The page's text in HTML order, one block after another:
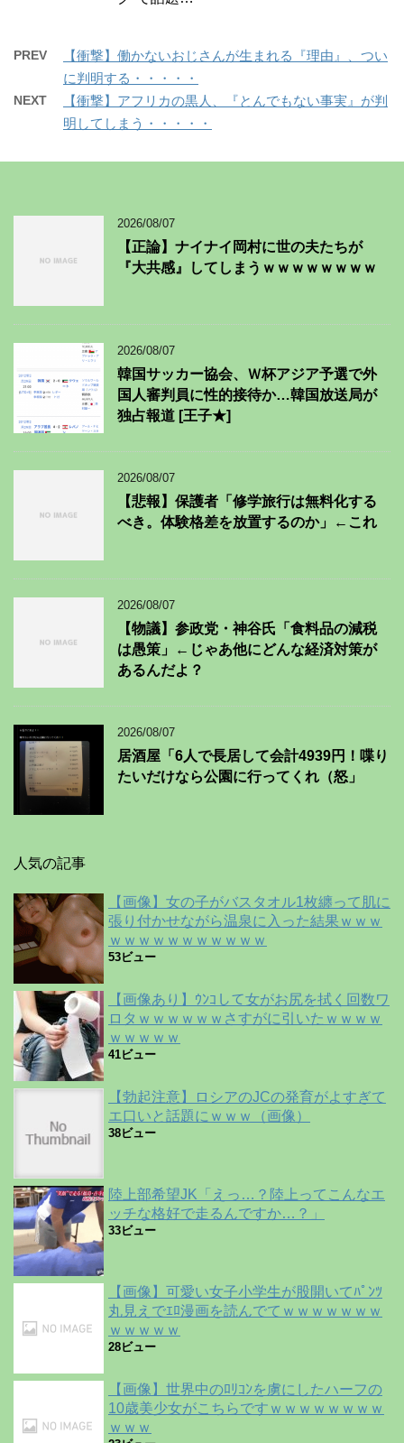
PREV
【衝撃】働かないおじさんが生まれる『理由』、つい
に判明する・・・・・
NEXT
【衝撃】アフリカの黒人、『とんでもない事実』が判
明してしまう・・・・・
2026/08/07
【正論】ナイナイ岡村に世の夫たちが
『大共感』してしまうｗｗｗｗｗｗｗｗ
2026/08/07
韓国サッカー協会、Ｗ杯アジア予選で外
国人審判員に性的接待か…韓国放送局が
独占報道 [王子★]
2026/08/07
【悲報】保護者「修学旅行は無料化する
べき。体験格差を放置するのか」←これ
2026/08/07
【物議】参政党・神谷氏「食料品の減税
は愚策」←じゃあ他にどんな経済対策が
あるんだよ？
2026/08/07
居酒屋「6人で長居して会計4939円！喋り
たいだけなら公園に行ってくれ（怒」
人気の記事
【画像】女の子がバスタオル1枚纏って肌に
張り付かせながら温泉に入った結果ｗｗｗ
ｗｗｗｗｗｗｗｗｗｗｗ
53ビュー
【画像あり】ｳﾝｺして女がお尻を拭く回数ワ
ロタｗｗｗｗｗｗさすがに引いたｗｗｗｗ
ｗｗｗｗｗ
41ビュー
【勃起注意】ロシアのJCの発育がよすぎて
エ口いと話題にｗｗｗ（画像）
38ビュー
陸上部希望JK「えっ…？陸上ってこんなエ
ッチな格好で走るんですか…？」
33ビュー
【画像】可愛い女子小学生が股開いてﾊﾟﾝﾂ
丸見えでｴﾛ漫画を読んでてｗｗｗｗｗｗｗ
ｗｗｗｗｗ
28ビュー
【画像】世界中のﾛﾘｺﾝを虜にしたハーフの
10歳美少女がこちらですｗｗｗｗｗｗｗｗ
ｗｗｗ